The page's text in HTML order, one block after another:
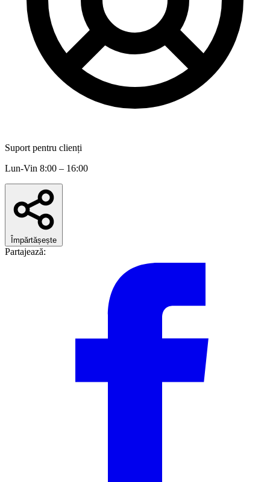
Suport pentru clienți
Lun-Vin 8:00 – 16:00
Împărtășește
Partajează: